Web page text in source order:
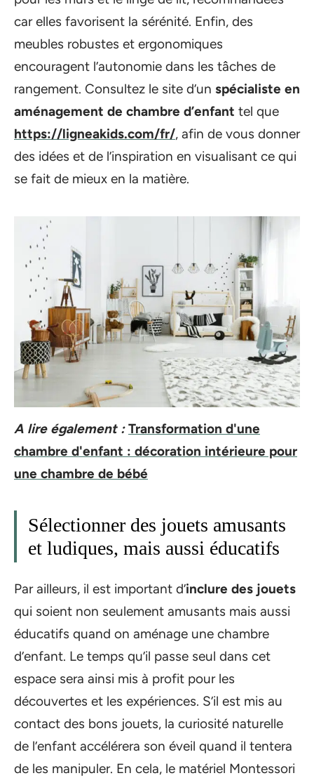
car elles favorisent la sérénité. Enfin, des
meubles robustes et ergonomiques
encouragent l’autonomie dans les tâches de
rangement. Consultez le site d’un spécialiste en
aménagement de chambre d’enfant tel que
https://ligneakids.com/fr/, afin de vous donner
des idées et de l’inspiration en visualisant ce qui
se fait de mieux en la matière.
A lire également : Transformation d'une
chambre d'enfant : décoration intérieure pour
une chambre de bébé
Sélectionner des jouets amusants
et ludiques, mais aussi éducatifs
Par ailleurs, il est important d’inclure des jouets
qui soient non seulement amusants mais aussi
éducatifs quand on aménage une chambre
d’enfant. Le temps qu’il passe seul dans cet
espace sera ainsi mis à profit pour les
découvertes et les expériences. S’il est mis au
contact des bons jouets, la curiosité naturelle
de l’enfant accélérera son éveil quand il tentera
de les manipuler. En cela, le matériel Montessori